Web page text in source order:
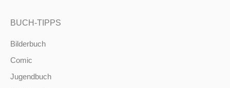
BUCH-TIPPS
Bilderbuch
Comic
Jugendbuch